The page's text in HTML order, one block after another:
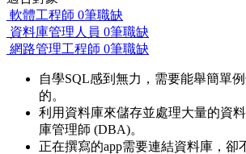
軟體工程師 0筆職缺
資料庫管理人員 0筆職缺
網路管理工程師 0筆職缺
自學SQL感到無力，需要能舉簡單
的。
利用資料庫來儲存並處理大量的資
庫管理師 (DBA)。
正在撰寫的app需要連結資料庫，卻